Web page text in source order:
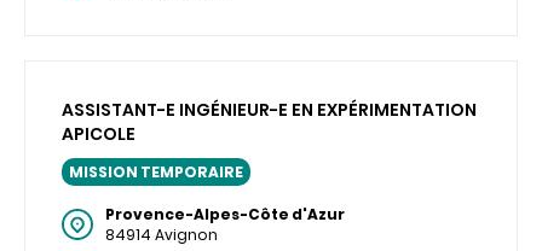
ASSISTANT-E INGÉNIEUR-E EN EXPÉRIMENTATION
APICOLE
MISSION TEMPORAIRE
Provence-Alpes-Côte d'Azur
84914 Avignon